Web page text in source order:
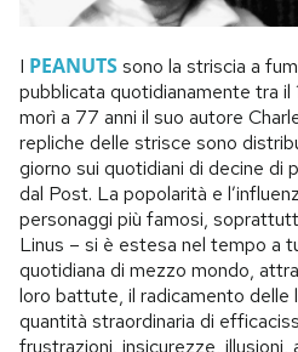
I PEANUTSsono la striscia a
pubblicata quotidianamente tra
morì a 77 anni il suo autore
repliche delle strisce sono
giorno sui quotidiani di decine di
dal Post. La popolarità e
personaggi più famosi,
Linus – si è estesa nel tempo a
quotidiana di mezzo mondo,
loro battute, il radicamento delle
quantità straordinaria di
frustrazioni, insicurezze, illusioni,